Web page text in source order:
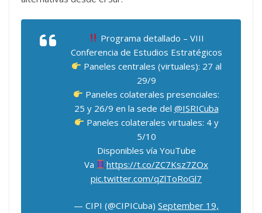
Programa detallado – VIII
Conferencia de Estudios Estratégicos
Paneles centrales (virtuales): 27 al
29/9
Paneles colaterales presenciales:
25 y 26/9 en la sede del @ISRICuba
Paneles colaterales virtuales: 4 y
5/10
Disponibles vía YouTube
Va
https://t.co/ZC7Ksz7ZOx
pic.twitter.com/qZlToRoGl7
— CIPI (@CIPICuba) September 19,